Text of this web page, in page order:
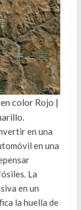
color Rojo |
en una
en una
La
en un
la huella de